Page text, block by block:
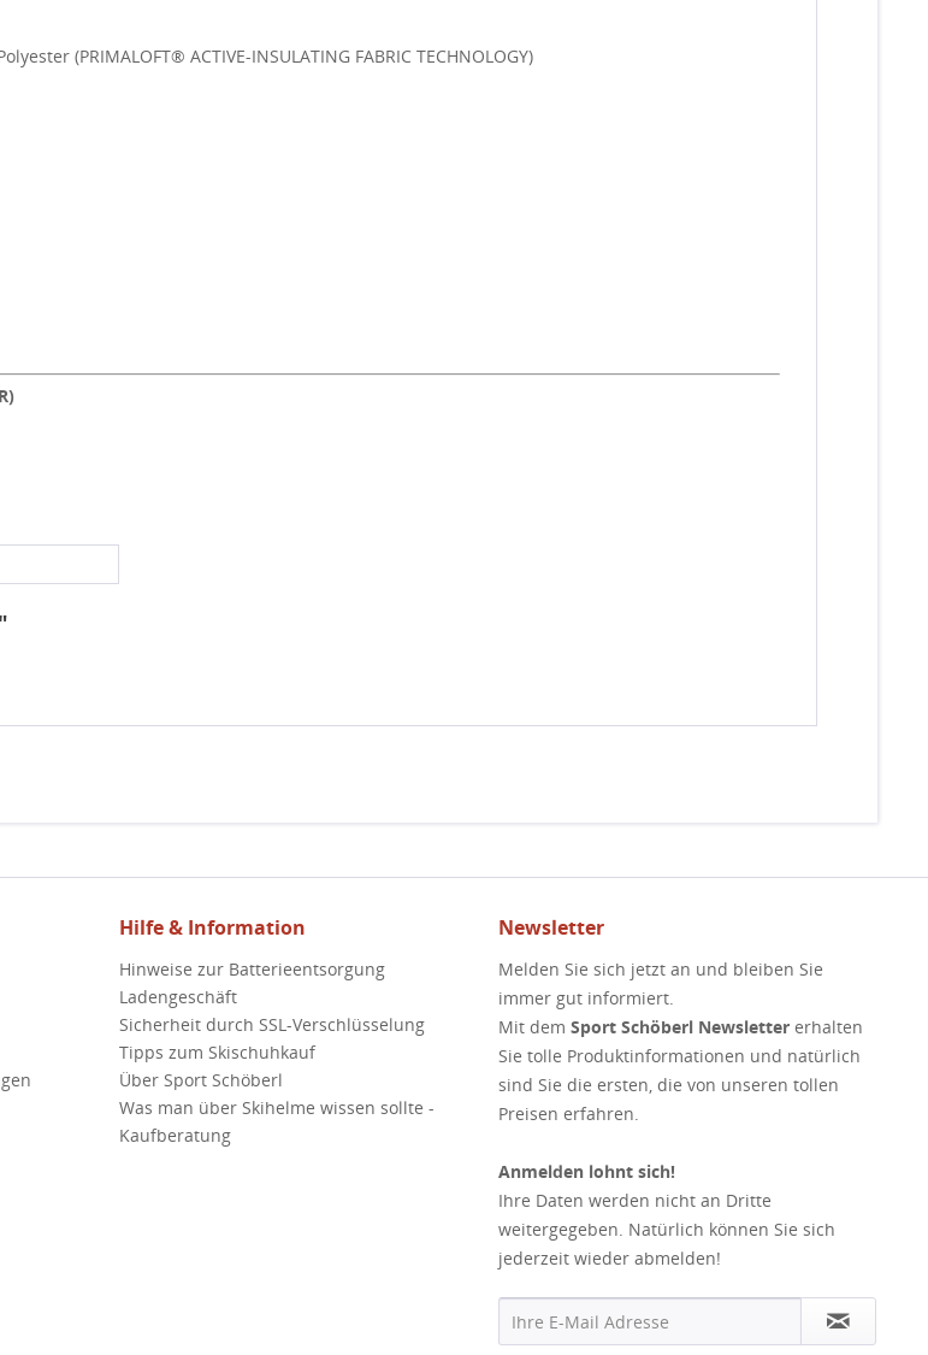
(PRIMALOFT® ACTIVE-INSULATING FABRIC TECHNOLOGY)
Hilfe & Information
Hinweise zur Batterieentsorgung
Ladengeschäft
Sicherheit durch SSL-Verschlüsselung
Tipps zum Skischuhkauf
Über Sport Schöberl
Was man über Skihelme wissen sollte -
Kaufberatung
Newsletter
Melden Sie sich jetzt an und bleiben Sie
immer gut informiert.
Mit dem Sport Schöberl Newsletter erhalten
Sie tolle Produktinformationen und natürlich
sind Sie die ersten, die von unseren tollen
Preisen erfahren.
Anmelden lohnt sich!
Ihre Daten werden nicht an Dritte
weitergegeben. Natürlich können Sie sich
jederzeit wieder abmelden!